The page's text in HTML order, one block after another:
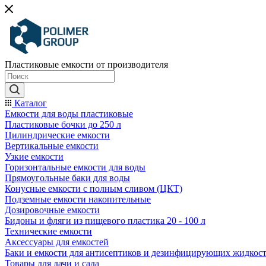
Пластиковые емкости от производителя
Каталог
Емкости для воды пластиковые
Пластиковые бочки до 250 л
Цилиндрические емкости
Вертикальные емкости
Узкие емкости
Горизонтальные емкости для воды
Прямоугольные баки для воды
Конусные емкости с полным сливом (ЦКТ)
Подземные емкости накопительные
Дозировочные емкости
Бидоны и фляги из пищевого пластика 20 - 100 л
Технические емкости
Аксессуары для емкостей
Баки и емкости для антисептиков и дезинфицирующих
Товары для дачи и сада